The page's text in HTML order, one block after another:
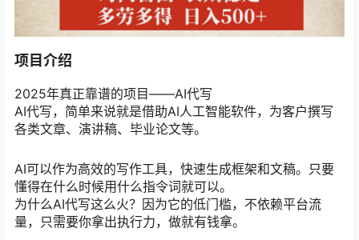
项目介绍
2025年真正靠谱的项目——AI代写
AI代写，简单来说就是借助AI人工智能软件，为客户撰写
各类文章、演讲稿、毕业论文等。
AI可以作为高效的写作工具，快速生成框架和文稿。只要
懂得在什么时候用什么指令词就可以。
为什么AI代写这么火？因为它的低门槛，不依赖平台流
量，只需要你拿出执行力，做就有钱拿。